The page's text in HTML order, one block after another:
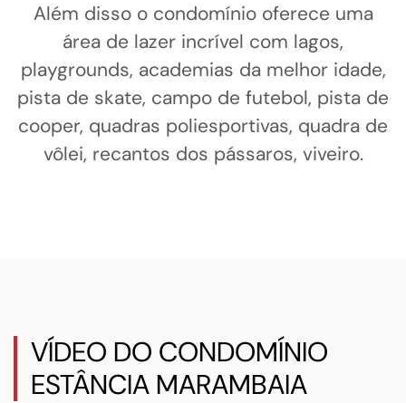
Além disso o condomínio oferece uma
área de lazer incrível com lagos,
playgrounds, academias da melhor idade,
pista de skate, campo de futebol, pista de
cooper, quadras poliesportivas, quadra de
vôlei, recantos dos pássaros, viveiro.
VÍDEO DO CONDOMÍNIO
ESTÂNCIA MARAMBAIA